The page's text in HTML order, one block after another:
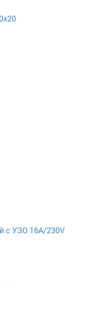
с УЗО 16А/230V